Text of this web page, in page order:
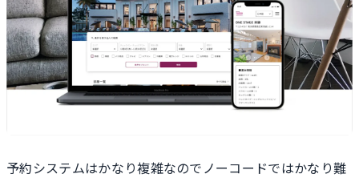
予約システムはかなり複雑なのでノーコードではかなり難